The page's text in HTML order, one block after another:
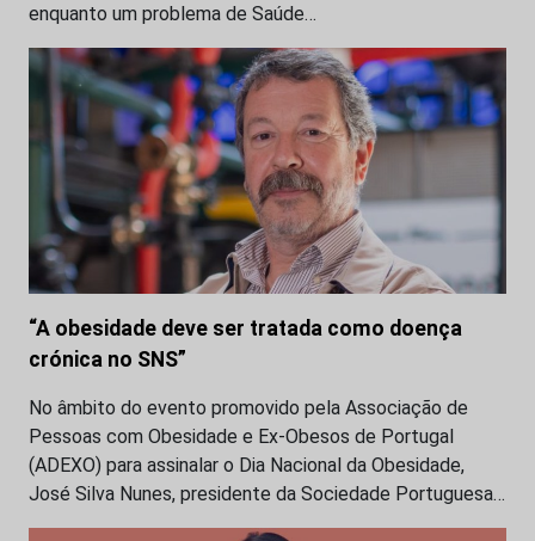
enquanto um problema de Saúde…
“A obesidade deve ser tratada como doença
crónica no SNS”
No âmbito do evento promovido pela Associação de
Pessoas com Obesidade e Ex-Obesos de Portugal
(ADEXO) para assinalar o Dia Nacional da Obesidade,
José Silva Nunes, presidente da Sociedade Portuguesa…